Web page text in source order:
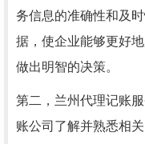
务信息的准确性和及
据，使企业能够更好
做出明智的决策。
第二，兰州代理记账
账公司了解并熟悉相